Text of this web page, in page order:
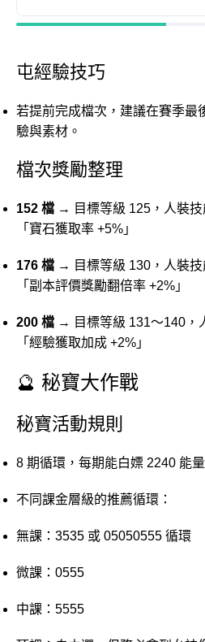
屯經驗技巧
若提前完成檔次，建議在賽季最
驗與素材。
檔次獎勵整理
152 檔 → 目標等級 125，人裝
「寶石獲取率 +5%」
176 檔 → 目標等級 130，人裝
「副本評價獎勵翻倍率 +2%」
200 檔 → 目標等級 131～140，
「經驗獲取加成 +2%」
🔮 秘寶大作戰
秘寶活動規則
8 期循環，每期能白嫖 2240 能量
不同課金層級的推薦循環：
無課：3535 或 05050555 循環
微課：0555
中課：5555